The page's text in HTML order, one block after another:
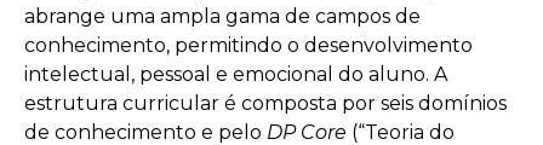
abrange uma ampla gama de campos de
conhecimento, permitindo o desenvolvimento
intelectual, pessoal e emocional do aluno. A
estrutura curricular é composta por seis domínios
de conhecimento e pelo DP Core (“Teoria do